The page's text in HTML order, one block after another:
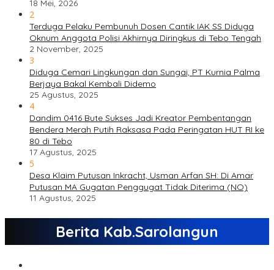
18 Mei, 2026
2
Terduga Pelaku Pembunuh Dosen Cantik IAK SS Diduga
Oknum Anggota Polisi Akhirnya Diringkus di Tebo Tengah
2 November, 2025
3
Diduga Cemari Lingkungan dan Sungai, PT Kurnia Palma
Berjaya Bakal Kembali Didemo
25 Agustus, 2025
4
Dandim 0416 Bute Sukses Jadi Kreator Pembentangan
Bendera Merah Putih Raksasa Pada Peringatan HUT RI ke
80 di Tebo
17 Agustus, 2025
5
Desa Klaim Putusan Inkracht, Usman Arfan SH: Di Amar
Putusan MA Gugatan Penggugat Tidak Diterima (NO)
11 Agustus, 2025
Berita Kab.Sarolangun